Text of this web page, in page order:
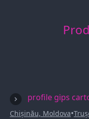
profile gips
Chișinău, Moldova•